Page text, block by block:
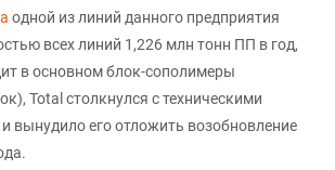
одной из линий данного предприятия
всех линий 1,226 млн тонн ПП в год,
в основном блок-сополимеры
Total столкнулся с техническими
вынудило его отложить возобновление